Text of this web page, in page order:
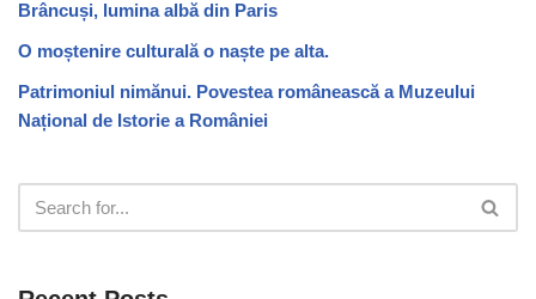
Brâncuși, lumina albă din Paris
O moștenire culturală o naște pe alta.
Patrimoniul nimănui. Povestea românească a Muzeului
Național de Istorie a României